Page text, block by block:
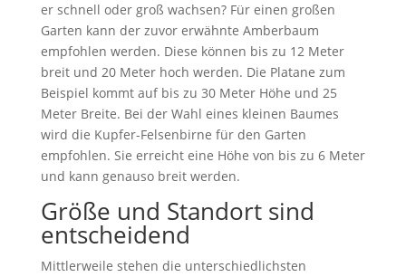
er schnell oder groß wachsen? Für einen großen
Garten kann der zuvor erwähnte Amberbaum
empfohlen werden. Diese können bis zu 12 Meter
breit und 20 Meter hoch werden. Die Platane zum
Beispiel kommt auf bis zu 30 Meter Höhe und 25
Meter Breite. Bei der Wahl eines kleinen Baumes
wird die Kupfer-Felsenbirne für den Garten
empfohlen. Sie erreicht eine Höhe von bis zu 6 Meter
und kann genauso breit werden.
Größe und Standort sind
entscheidend
Mittlerweile stehen die unterschiedlichsten